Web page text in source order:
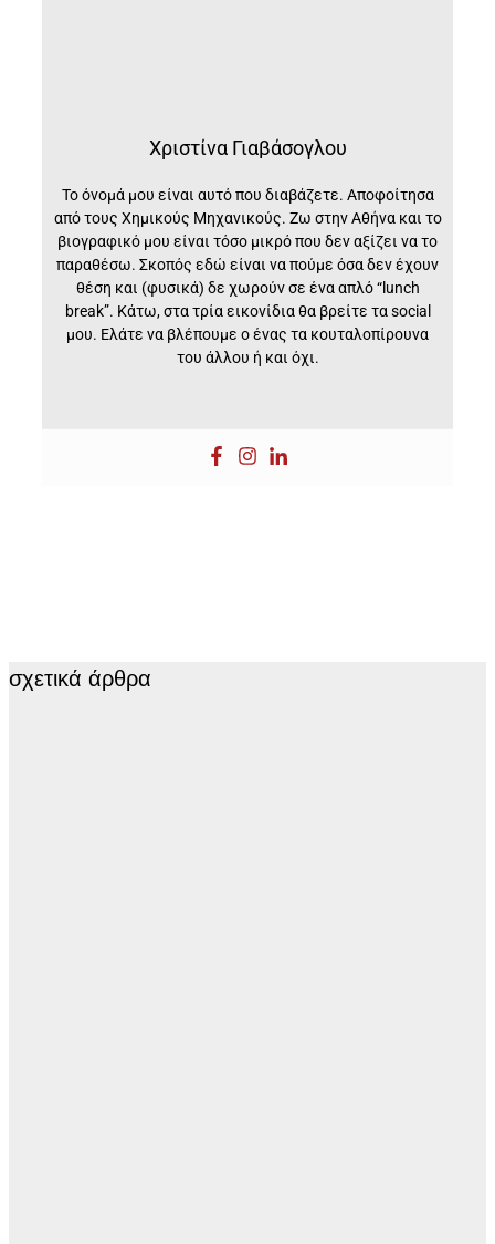
Χριστίνα Γιαβάσογλου
Το όνομά μου είναι αυτό που διαβάζετε. Αποφοίτησα
από τους Χημικούς Μηχανικούς. Ζω στην Αθήνα και το
βιογραφικό μου είναι τόσο μικρό που δεν αξίζει να το
παραθέσω. Σκοπός εδώ είναι να πούμε όσα δεν έχουν
θέση και (φυσικά) δε χωρούν σε ένα απλό “lunch
break”. Kάτω, στα τρία εικονίδια θα βρείτε τα social
μου. Ελάτε να βλέπουμε ο ένας τα κουταλοπίρουνα
του άλλου ή και όχι.
σχετικά άρθρα